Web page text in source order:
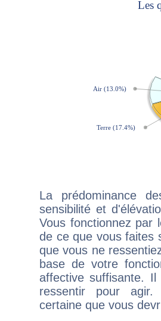
La prédominance
sensibilité et
Vous fonctionnez
de ce que vous faites
que vous ne
base de votre
affective suffisante.
ressentir pour agir.
certaine que vous